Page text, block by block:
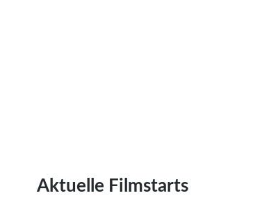
Aktuelle Filmstarts